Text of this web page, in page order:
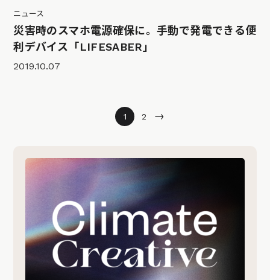
ニュース
災害時のスマホ電源確保に。手動で発電できる便
利デバイス「LIFESABER」
2019.10.07
1 2 →